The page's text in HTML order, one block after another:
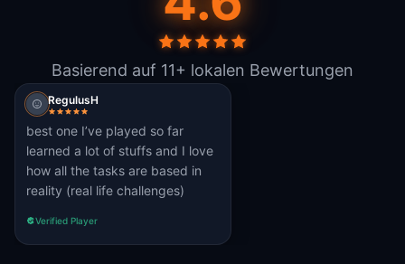
Basierend auf 11+ lokalen Bewertungen
RegulusH
best one I’ve played so far
learned a lot of stuffs and I love
how all the tasks are based in
reality (real life challenges)
Verified Player